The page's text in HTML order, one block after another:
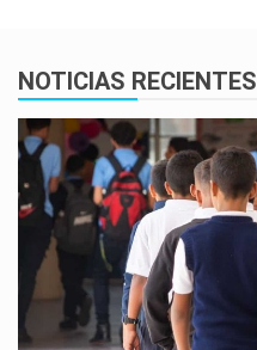
NOTICIAS RECIENTES